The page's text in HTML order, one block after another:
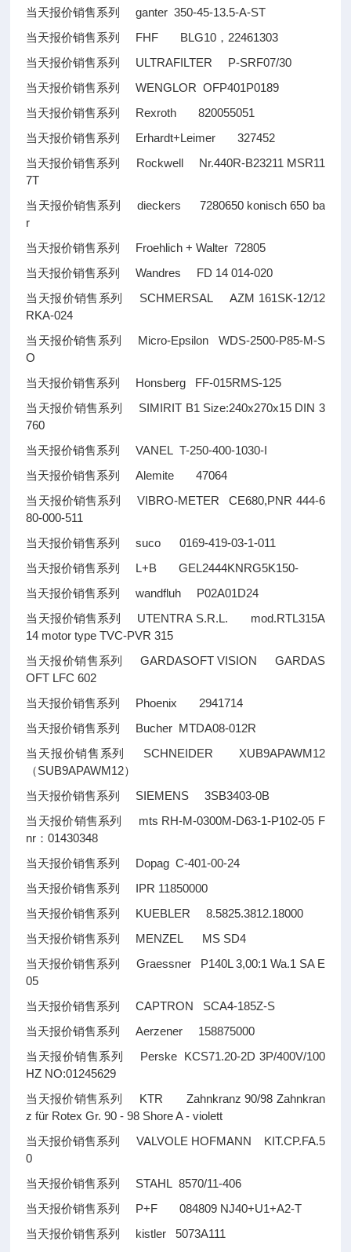
当天报价销售系列 ganter 350-45-13.5-A-ST
当天报价销售系列 FHF BLG10，22461303
当天报价销售系列 ULTRAFILTER P-SRF07/30
当天报价销售系列 WENGLOR OFP401P0189
当天报价销售系列 Rexroth 820055051
当天报价销售系列 Erhardt+Leimer 327452
当天报价销售系列 Rockwell Nr.440R-B23211 MSR11
7T
当天报价销售系列 dieckers 7280650 konisch 650 ba
r
当天报价销售系列 Froehlich + Walter 72805
当天报价销售系列 Wandres FD 14 014-020
当天报价销售系列 SCHMERSAL AZM 161SK-12/12
RKA-024
当天报价销售系列 Micro-Epsilon WDS-2500-P85-M-S
O
当天报价销售系列 Honsberg FF-015RMS-125
当天报价销售系列 SIMIRIT B1 Size:240x270x15 DIN 3
760
当天报价销售系列 VANEL T-250-400-1030-I
当天报价销售系列 Alemite 47064
当天报价销售系列 VIBRO-METER CE680,PNR 444-6
80-000-511
当天报价销售系列 suco 0169-419-03-1-011
当天报价销售系列 L+B GEL2444KNRG5K150-
当天报价销售系列 wandfluh P02A01D24
当天报价销售系列 UTENTRA S.R.L. mod.RTL315A
14 motor type TVC-PVR 315
当天报价销售系列 GARDASOFT VISION GARDAS
OFT LFC 602
当天报价销售系列 Phoenix 2941714
当天报价销售系列 Bucher MTDA08-012R
当天报价销售系列 SCHNEIDER XUB9APAWM12
（SUB9APAWM12）
当天报价销售系列 SIEMENS 3SB3403-0B
当天报价销售系列 mts RH-M-0300M-D63-1-P102-05 F
nr：01430348
当天报价销售系列 Dopag C-401-00-24
当天报价销售系列 IPR 11850000
当天报价销售系列 KUEBLER 8.5825.3812.18000
当天报价销售系列 MENZEL MS SD4
当天报价销售系列 Graessner P140L 3,00:1 Wa.1 SA E
05
当天报价销售系列 CAPTRON SCA4-185Z-S
当天报价销售系列 Aerzener 158875000
当天报价销售系列 Perske KCS71.20-2D 3P/400V/100
HZ NO:01245629
当天报价销售系列 KTR Zahnkranz 90/98 Zahnkran
z für Rotex Gr. 90 - 98 Shore A - violett
当天报价销售系列 VALVOLE HOFMANN KIT.CP.FA.5
0
当天报价销售系列 STAHL 8570/11-406
当天报价销售系列 P+F 084809 NJ40+U1+A2-T
当天报价销售系列 kistler 5073A111